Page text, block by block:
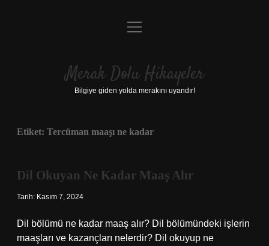
Anasayfa
Yasal Uyarı
menüyü
Merak Dolu Hikayeler
Bilgiye giden yolda merakını uyandır!
Etiket: Tercüman maaşı ne kadar
Dil Okuyan Ne Kadar Maaş Alır
Tarih: Kasım 7, 2024
Dil bölümü ne kadar maaş alır? Dil bölümündeki işlerin
maaşları ve kazançları nelerdir? Dil okuyup ne